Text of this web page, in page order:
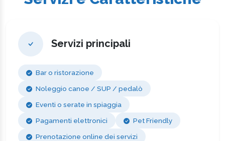
Servizi principali
Bar o ristorazione
Noleggio canoe / SUP / pedalò
Eventi o serate in spiaggia
Pagamenti elettronici
Pet Friendly
Prenotazione online dei servizi